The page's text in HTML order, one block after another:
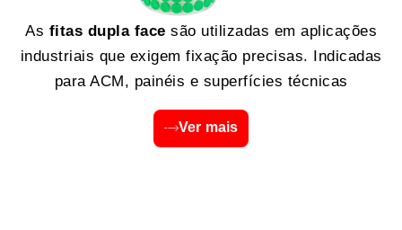
As fitas dupla face são utilizadas em aplicações
industriais que exigem fixação precisas. Indicadas
para ACM, painéis e superfícies técnicas
Ver mais